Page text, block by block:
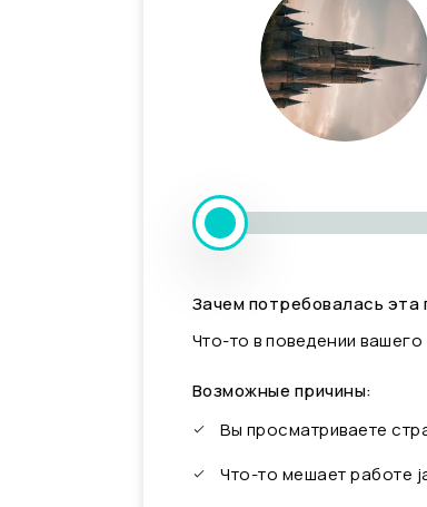
Зачем потребовалась эта
Что-то в поведении
Возможные причины:
Вы просматриваете
Что-то мешает работе